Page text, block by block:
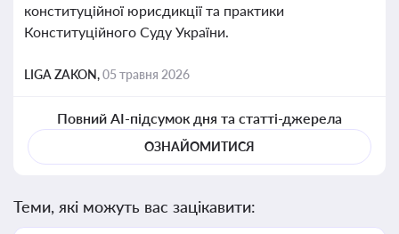
конституційної юрисдикції та практики
Конституційного Суду України.
LIGA ZAKON,05 травня 2026
Повний AI-підсумок дня та статті-джерела
ОЗНАЙОМИТИСЯ
Теми, які можуть вас зацікавити: